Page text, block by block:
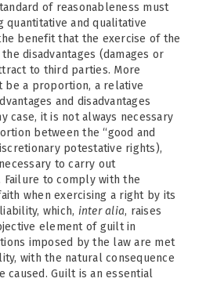
of reasonableness must
quantitative and qualitative
benefit that the exercise of the
disadvantages (damages or
to third parties. More
be a proportion, a relative
and disadvantages
case, it is not always necessary
between the “good and
potestative rights),
to carry out
Failure to comply with the
when exercising a right by its
which, inter alia, raises
element of guilt in
imposed by the law are met
with the natural consequence
caused. Guilt is an essential